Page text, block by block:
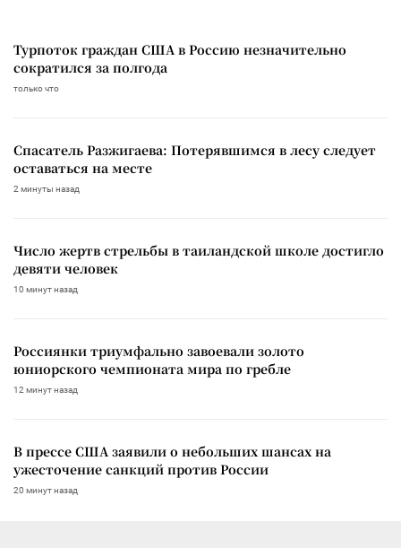
Турпоток граждан США в Россию незначительно
сократился за полгода
только что
Спасатель Разжигаева: Потерявшимся в лесу следует
оставаться на месте
2 минуты назад
Число жертв стрельбы в таиландской школе достигло
девяти человек
10 минут назад
Россиянки триумфально завоевали золото
юниорского чемпионата мира по гребле
12 минут назад
В прессе США заявили о небольших шансах на
ужесточение санкций против России
20 минут назад